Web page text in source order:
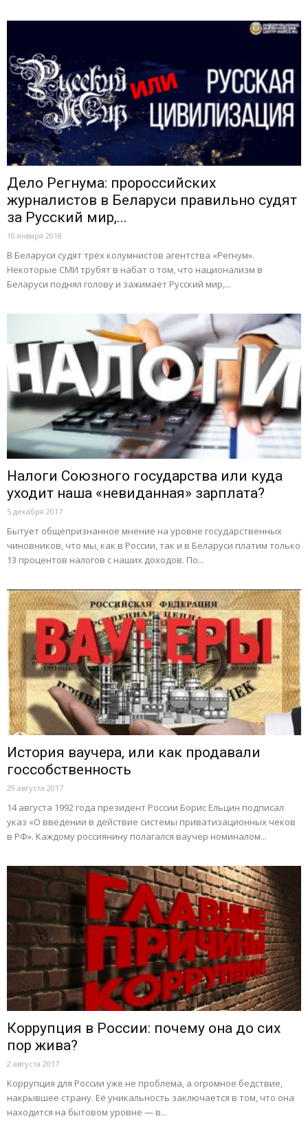
Дело Регнума: пророссийских
журналистов в Беларуси правильно судят
за Русский мир,...
10 января 2018
В Беларуси судят трёх колумнистов агентства «Регнум».
Некоторые СМИ трубят в набат о том, что национализм в
Беларуси поднял голову и зажимает Русский мир,...
Налоги Союзного государства или куда
уходит наша «невиданная» зарплата?
5 декабря 2017
Бытует общепризнанное мнение на уровне государственных
чиновников, что мы, как в России, так и в Беларуси платим только
13 процентов налогов с наших доходов. По...
История ваучера, или как продавали
госсобственность
29 августа 2017
14 августа 1992 года президент России Борис Ельцин подписал
указ «О введении в действие системы приватизационных чеков
в РФ». Каждому россиянину полагался ваучер номиналом...
Коррупция в России: почему она до сих
пор жива?
2 августа 2017
Коррупция для России уже не проблема, а огромное бедствие,
накрывшее страну. Её уникальность заключается в том, что она
находится на бытовом уровне — в...